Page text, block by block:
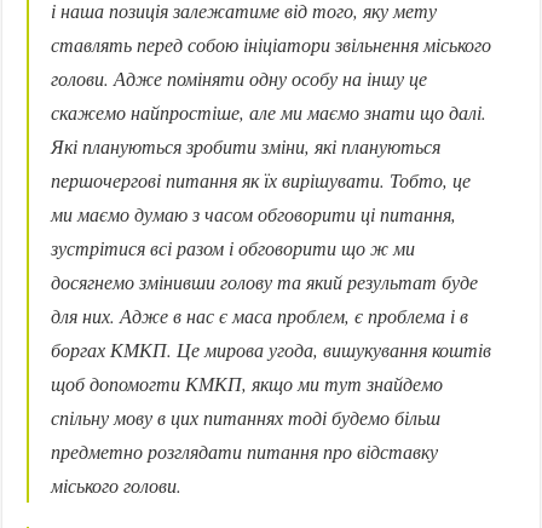
і наша позиція залежатиме від того, яку мету
ставлять перед собою ініціатори звільнення міського
голови. Адже поміняти одну особу на іншу це
скажемо найпростіше, але ми маємо знати що далі.
Які плануються зробити зміни, які плануються
першочергові питання як їх вирішувати. Тобто, це
ми маємо думаю з часом обговорити ці питання,
зустрітися всі разом і обговорити що ж ми
досягнемо змінивши голову та який результат буде
для них. Адже в нас є маса проблем, є проблема і в
боргах КМКП. Це мирова угода, вишукування коштів
щоб допомогти КМКП, якщо ми тут знайдемо
спільну мову в цих питаннях тоді будемо більш
предметно розглядати питання про відставку
міського голови.